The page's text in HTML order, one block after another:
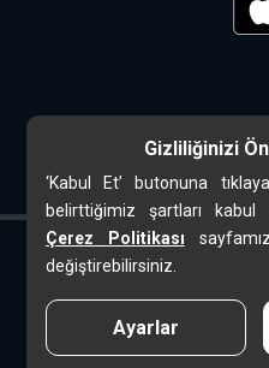
Gizliliğinizi
‘Kabul Et’ butonuna
belirttiğimiz şartları kabul
Çerez Politikası
değiştirebilirsiniz.
Ayarlar